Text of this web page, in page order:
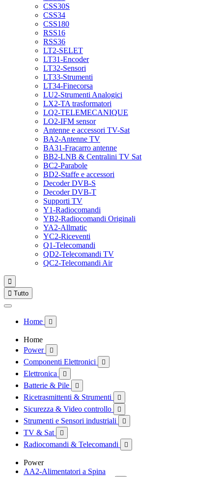
CSS30S
CSS34
CSS180
RSS16
RSS36
LT2-SELET
LT31-Encoder
LT32-Sensori
LT33-Strumenti
LT34-Finecorsa
LU2-Strumenti Analogici
LX2-TA trasformatori
LQ2-TELEMECANIQUE
LO2-IFM sensor
Antenne e accessori TV-Sat
BA2-Antenne TV
BA31-Fracarro antenne
BB2-LNB & Centralini TV Sat
BC2-Parabole
BD2-Staffe e accessori
Decoder DVB-S
Decoder DVB-T
Supporti TV
Y1-Radiocomandi
YB2-Radiocomandi Originali
YA2-Allmatic
YC2-Riceventi
Q1-Telecomandi
QD2-Telecomandi TV
QC2-Telecomandi Air

 Tutto
Home 
Home
Power

Componenti Elettronici 
Elettronica 
Batterie & Pile 
Ricetrasmittenti & Strumenti 
Sicurezza & Video controllo 
Strumenti e Sensori industriali 
TV & Sat 
Radiocomandi & Telecomandi 
Power
AA2-Alimentatori a Spina